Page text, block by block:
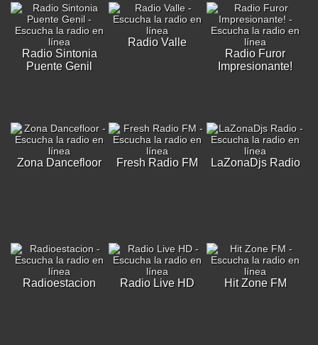
Radio Sintonia
Puente Genil
Radio Valle
Radio Furor
Impresionante!
Zona Dancefloor Fresh Radio FM LaZonaDjs Radio
Radioestacion Radio Live HD Hit Zone FM